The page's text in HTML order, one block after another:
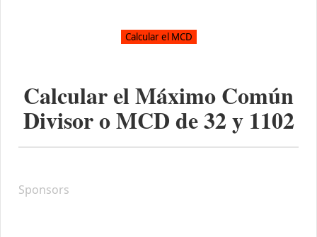
Calcular el Máximo Común
Divisor o MCD de32y 1102
Sponsors